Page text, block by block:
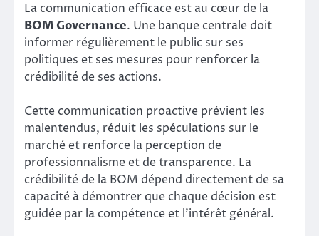
La communication efficace est au cœur de la
BOM Governance. Une banque centrale doit
informer régulièrement le public sur ses
politiques et ses mesures pour renforcer la
crédibilité de ses actions.
Cette communication proactive prévient les
malentendus, réduit les spéculations sur le
marché et renforce la perception de
professionnalisme et de transparence. La
crédibilité de la BOM dépend directement de sa
capacité à démontrer que chaque décision est
guidée par la compétence et l’intérêt général.